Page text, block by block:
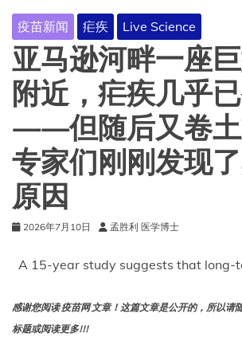
的
菌
也
可
能
损
害
心
瓣
疫苗新闻 疟疾 Live Science
亚马逊河畔一座
附近，疟疾几乎
——但随后又卷土
专家们刚刚发现
原因
2026年7月10日 孟胜利 医学博士
A 15-year study suggests that long-
感谢您阅读 疫苗网 文章！这篇文章是公开的，所以请
标题或阅读更多!!!